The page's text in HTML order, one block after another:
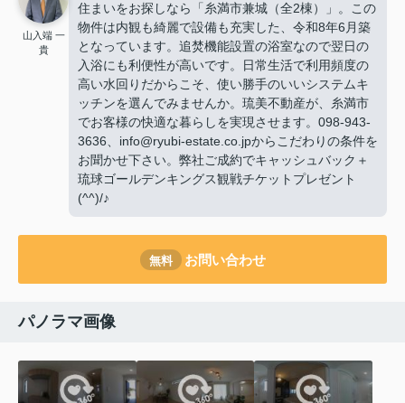
山入端 一
貴
住まいをお探しなら「糸満市兼城（全2棟）」。この
物件は内観も綺麗で設備も充実した、令和8年6月築
となっています。追焚機能設置の浴室なので翌日の
入浴にも利便性が高いです。日常生活で利用頻度の
高い水回りだからこそ、使い勝手のいいシステムキ
ッチンを選んでみませんか。琉美不動産が、糸満市
でお客様の快適な暮らしを実現させます。098-943-
3636、info@ryubi-estate.co.jpからこだわりの条件を
お聞かせ下さい。弊社ご成約でキャッシュバック＋
琉球ゴールデンキングス観戦チケットプレゼント
(^^)/♪
無料 お問い合わせ
パノラマ画像